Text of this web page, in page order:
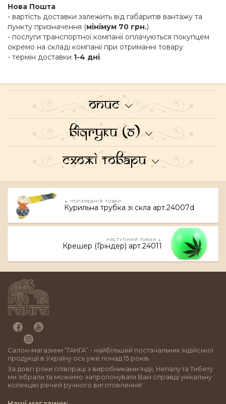
Нова Пошта
- вартість доставки залежить від габаритів вантажу та
пункту призначення (мінімум 70 грн.)
- послуги транспортної компанії оплачуються покупцем
окремо на складі компанії при отриманні товару
- термін доставки 1-4 дні.
Опис
Відгуки (0)
Схожі товари
← ПОПЕРЕДНІЙ ТОВАР
Курильна трубка зі скла арт.24007d
НАСТУПНИЙ ТОВАР →
Крешер (Гріндер) арт.24011
Салон-магазини “ГАНГА” - найбільший постачальник індійської
продукції в Україну ось уже понад 15 років.
За довгі роки співпраці з виробниками Індії, Непалу та Тибету
ми зібрали та можемо запропонувати Вам справді унікальну
колекцію речей ручного виготовлення!